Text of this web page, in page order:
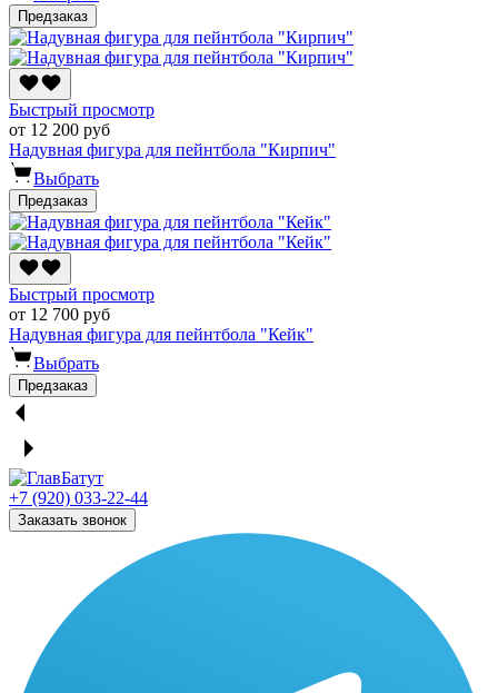
Предзаказ
Быстрый просмотр
от 12 200 руб
Надувная фигура для пейнтбола "Кирпич"
Выбрать
Предзаказ
Быстрый просмотр
от 12 700 руб
Надувная фигура для пейнтбола "Кейк"
Выбрать
Предзаказ
+7 (920) 033-22-44
Заказать звонок